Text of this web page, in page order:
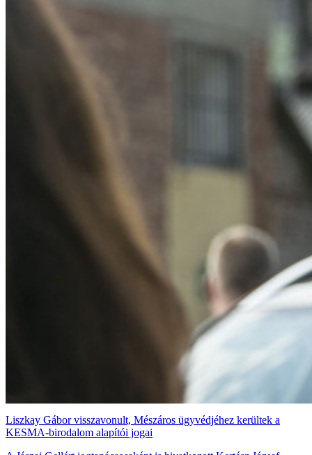
Liszkay Gábor visszavonult, Mészáros ügyvédjéhez kerültek a
KESMA-birodalom alapítói jogai